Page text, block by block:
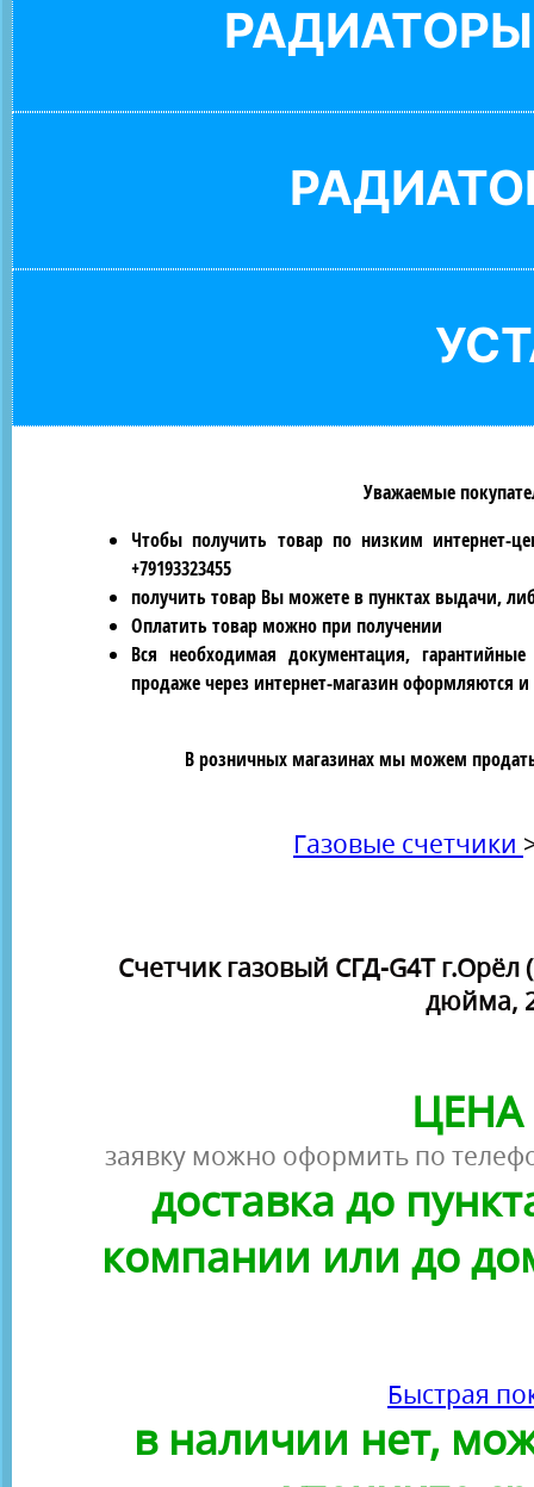
Уважаемые
Чтобы получить товар по низким интернет-
+79193323455
получить товар Вы можете в пунктах выдачи,
Оплатить товар можно при получении
Вся необходимая документация,
продаже через интернет-магазин оформляются
В розничных магазинах мы можем
Газовые счетчики
Счетчик газовый СГД-G4Т
дюйма,
ЦЕНА
заявку можно оформить по
доставка до
компании или до
Быстрая
в наличии нет,